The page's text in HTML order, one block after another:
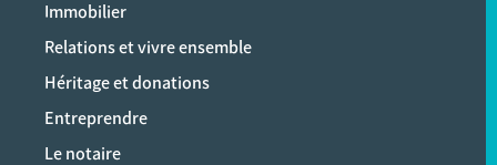
Immobilier
Relations et vivre ensemble
Héritage et donations
Entreprendre
Le notaire